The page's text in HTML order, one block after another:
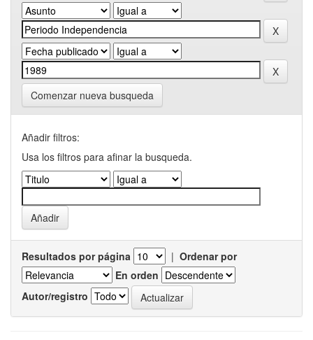
Comenzar nueva busqueda
Añadir filtros:
Usa los filtros para afinar la busqueda.
Resultados por página | Ordenar por
En orden
Autor/registro